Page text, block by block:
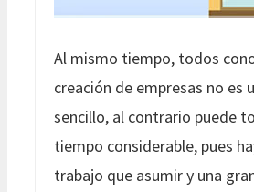
Al mismo tiempo, todos
creación de empresas no es
sencillo, al contrario puede
tiempo considerable, pues
trabajo que asumir y una